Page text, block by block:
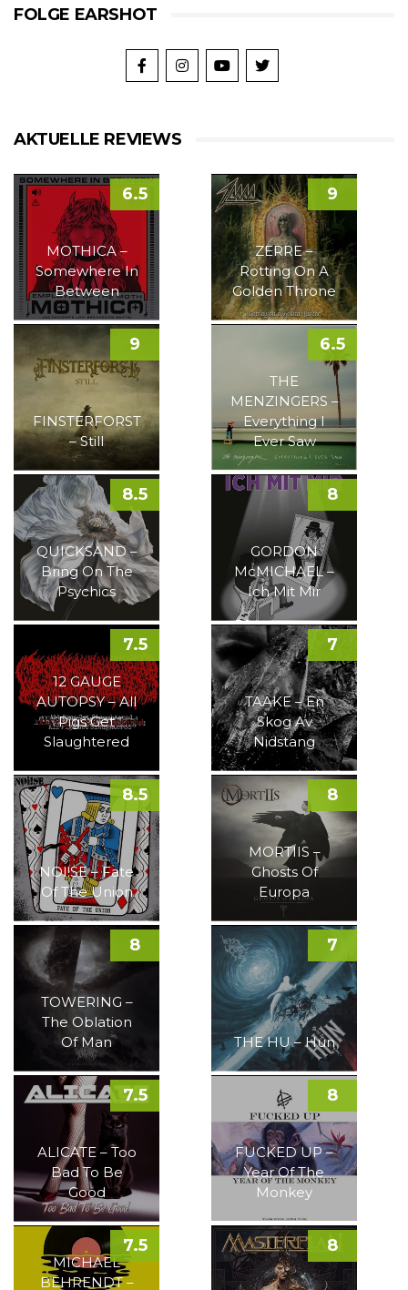
FOLGE EARSHOT
AKTUELLE REVIEWS
MOTHICA –
Somewhere In
Between
6.5
ZERRE –
Rotting On A
Golden Throne
9
FINSTERFORST
– Still
9
THE
MENZINGERS –
Everything I
Ever Saw
6.5
QUICKSAND –
Bring On The
Psychics
8.5
GORDON
McMICHAEL –
Ich Mit Mir
8
12 GAUGE
AUTOPSY – All
Pigs Get
Slaughtered
7.5
TAAKE – En
Skog Av
Nidstang
7
NOI!SE – Fate
Of The Union
8.5
MORTIIS –
Ghosts Of
Europa
8
TOWERING –
The Oblation
Of Man
8
THE HU – Hun
7
ALICATE – Too
Bad To Be
Good
7.5
FUCKED UP –
Year Of The
Monkey
8
MICHAEL
BEHRENDT –
7.5 8